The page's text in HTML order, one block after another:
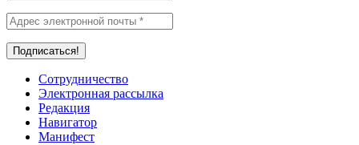
Сотрудничество
Электронная рассылка
Редакция
Навигатор
Манифест